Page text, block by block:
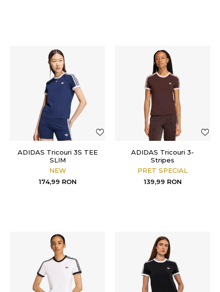
ADIDAS Tricouri 3S TEE
SLIM
NEW
174,99 RON
ADIDAS Tricouri 3-
Stripes
PRET SPECIAL
139,99 RON